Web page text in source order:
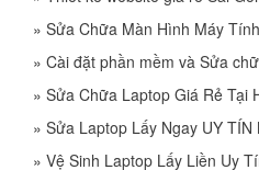
» Sửa Chữa Màn Hình Máy
» Cài đặt phần mềm và Sửa
» Sửa Chữa Laptop Giá Rẻ Tại
» Sửa Laptop Lấy Ngay UY TÍN
» Vệ Sinh Laptop Lấy Liền Uy